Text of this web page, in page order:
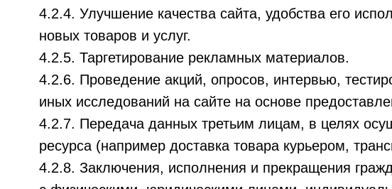
4.2.4. Улучшение качества сайта, удобства его
новых товаров и услуг.
4.2.5. Таргетирование рекламных материалов.
4.2.6. Проведение акций, опросов, интервью,
иных исследований на сайте на основе
4.2.7. Передача данных третьим лицам, в целях
ресурса (например доставка товара курьером,
4.2.8. Заключения, исполнения и прекращения